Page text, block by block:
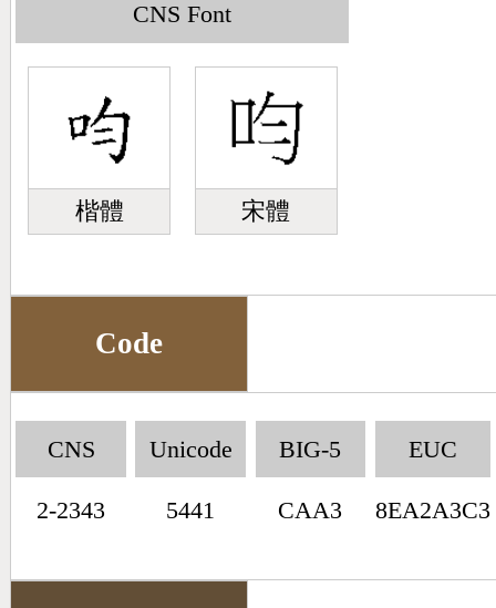
CNS Font
楷體 宋體
Code
CNS
2-2343
Unicode
5441
BIG-5
CAA3
EUC
8EA2A3C3